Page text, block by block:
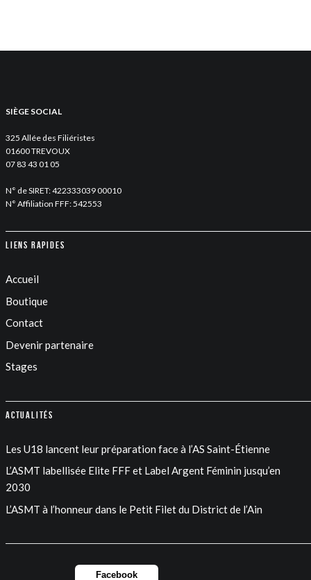
SIÈGE SOCIAL
325 Allée des Filiéristes
01600 TREVOUX
07 83 43 01 05
N° de SIRET: 422333039 00010
N° Affiliation FFF: 542553
Liens rapides
Accueil
Boutique
Contact
Devenir partenaire
Stages
Actualités
Les U18 lancent leur préparation face à l’AS Saint-Étienne
L’ASMT labellisée Elite FFF et Label Argent Féminin jusqu’en
2030
L’ASMT à l’honneur dans le Petit Filet du District de l’Ain
Facebook